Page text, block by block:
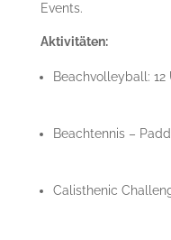
Events.
Aktivitäten:
Beachvolleyball: 12
Beachtennis –
Calisthenic